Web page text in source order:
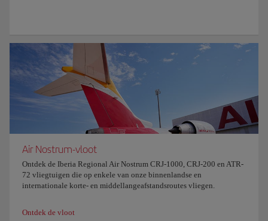
Air Nostrum-vloot
Ontdek de Iberia Regional Air Nostrum CRJ-1000, CRJ-200 en ATR-
72 vliegtuigen die op enkele van onze binnenlandse en
internationale korte- en middellangeafstandsroutes vliegen.
Ontdek de vloot